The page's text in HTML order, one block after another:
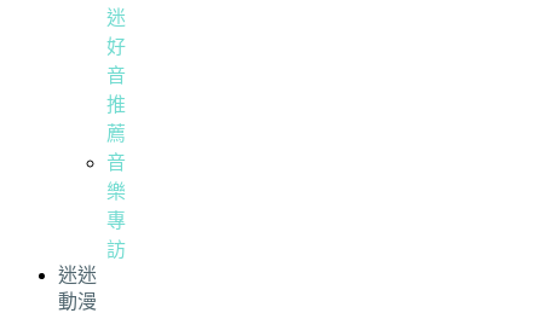
迷
好
音
推
薦
音
樂
專
訪
迷迷
動漫